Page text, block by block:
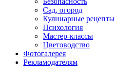
Сад, огород
Кулинарные рецепты
Психология
Мастер-классы
Цветоводство
Фотогалерея
Рекламодателям